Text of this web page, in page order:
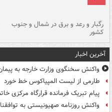
رگبار و رعد و برق در شمال و جنوب
کشور
آخرین اخبار
واکنش سخنگوی وزارت خارجه به
طارمی از لیست المپیاکوس خط خورد
پیام تبریک فرمانده قرارگاه مرکزی
واکنش روزنامه صهیونیستی به